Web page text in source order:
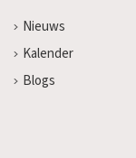
Nieuws
Kalender
Blogs